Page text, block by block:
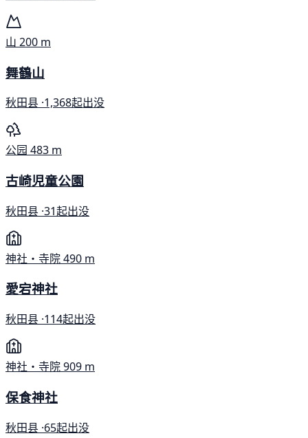
山 200 m
舞鶴山
秋田县 ·1,368起出没
公园 483 m
古崎児童公園
秋田县 ·31起出没
神社・寺院490 m
愛宕神社
秋田县 ·114起出没
神社・寺院909 m
保食神社
秋田县 ·65起出没